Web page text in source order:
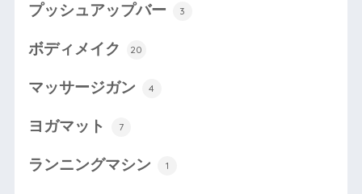
プッシュアップバー 3
ボディメイク 20
マッサージガン 4
ヨガマット 7
ランニングマシン 1